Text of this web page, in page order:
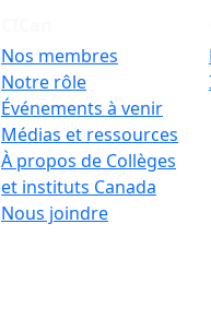
Nos membres
Notre rôle
Événements à venir
Médias et ressources
À propos de Collèges
et instituts Canada
Nous joindre